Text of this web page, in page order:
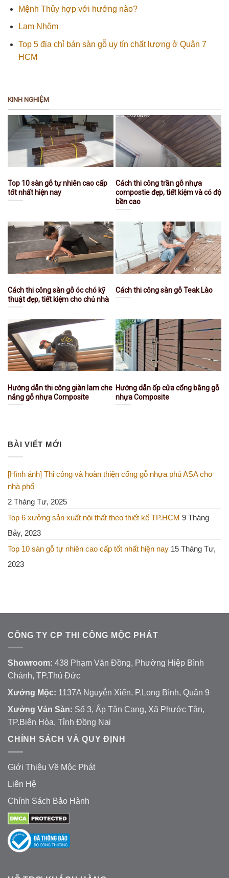
Mệnh Thủy hợp với hướng nào?
Lam Nhôm
Top 5 địa chỉ bán sàn gỗ uy tín chất lượng ở Quận 7
HCM
KINH NGHIỆM
Top 10 sàn gỗ tự nhiên cao cấp
tốt nhất hiện nay
Cách thi công trần gỗ nhựa
compostie đẹp, tiết kiệm và có độ
bền cao
Cách thi công sàn gỗ óc chó kỹ
thuật đẹp, tiết kiệm cho chủ nhà
Cách thi công sàn gỗ Teak Lào
Hướng dẫn thi công giàn lam che
nắng gỗ nhựa Composite
Hướng dẫn ốp cửa cổng bằng gỗ
nhựa Composite
BÀI VIẾT MỚI
[Hình ảnh] Thi công và hoàn thiện cổng gỗ nhựa phủ ASA cho
nhà phố
2 Tháng Tư, 2025
Top 6 xưởng sản xuất nội thất theo thiết kế TP.HCM 9 Tháng
Bảy, 2023
Top 10 sàn gỗ tự nhiên cao cấp tốt nhất hiện nay 15 Tháng Tư,
2023
CÔNG TY CP THI CÔNG MỘC PHÁT
Showroom: 438 Phạm Văn Đồng, Phường Hiệp Bình
Chánh, TP.Thủ Đức
Xưởng Mộc: 1137A Nguyễn Xiển, P.Long Bình, Quận 9
Xưởng Ván Sàn: Số 3, Ấp Tân Cang, Xã Phước Tân,
TP.Biên Hòa, Tỉnh Đồng Nai
CHÍNH SÁCH VÀ QUY ĐỊNH
Giới Thiệu Về Mộc Phát
Liên Hệ
Chính Sách Bảo Hành